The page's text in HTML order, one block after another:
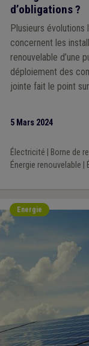
d’obligations ?
Plusieurs
concernent les
renouvelable d’une
déploiement des
jointe fait le point
5 Mars 2024
Électricité Borne de
Énergie renouvelable
Energie